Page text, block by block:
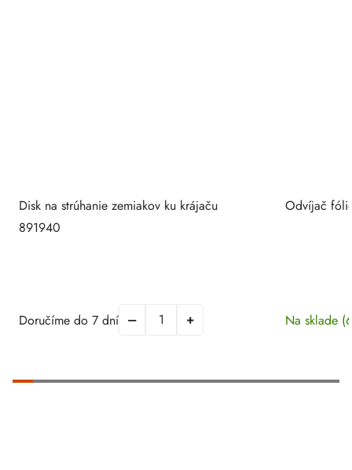
Disk na strúhanie zemiakov ku krájaču
891940
Doručíme do 7 dní
Odvíjač
Na sklade